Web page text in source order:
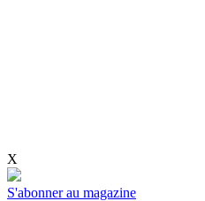
X
S'abonner au magazine